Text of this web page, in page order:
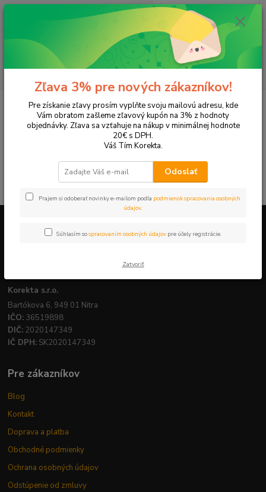
Menu
Hľadať
ks
za 0,00 EUR
Tonery a náplne do tlačiarní SAMSUNG CLP-300N
CLP-300N
Firemné údaje a informácie
Korekta s.r.o.
Bartókova 6, 949 01 Nitra
IČO: 36519898
DIČ: 2020147349
IČ DPH: SK2020147349
Pre zákazníkov
Blog
Kontakt
Doprava a platba
Obchodné podmienky
Ochrana osobných údajov
Odstúpenie od zmluvy
Zľava 3% pre nových zákazníkov!
Pre získanie zľavy prosím vyplňte svoju mailovú adresu, kde
Vám obratom zašleme zľavový kupón na 3% z hodnoty
objednávky. Zľava sa vzťahuje na nákup v minimálnej hodnote
20€ s DPH.
Váš Tím Korekta.
Odoslať
Prajem si odoberať novinky e-mailom podľa podmienok spracovania osobných
údajov.
Súhlasím sospracovaním osobných údajov pre účely registrácie.
Zatvoriť